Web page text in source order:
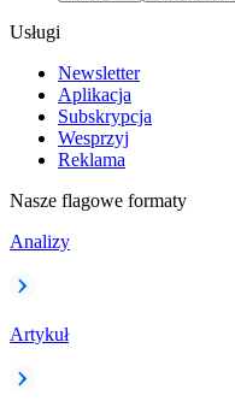
Usługi
Newsletter
Aplikacja
Subskrypcja
Wesprzyj
Reklama
Nasze flagowe formaty
Analizy
Artykuł